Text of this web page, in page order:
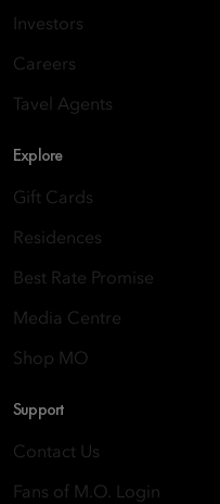
Investors
Careers
Tavel Agents
Explore
Gift Cards
Residences
Best Rate Promise
Media Centre
Shop MO
Support
Contact Us
Fans of M.O. Login